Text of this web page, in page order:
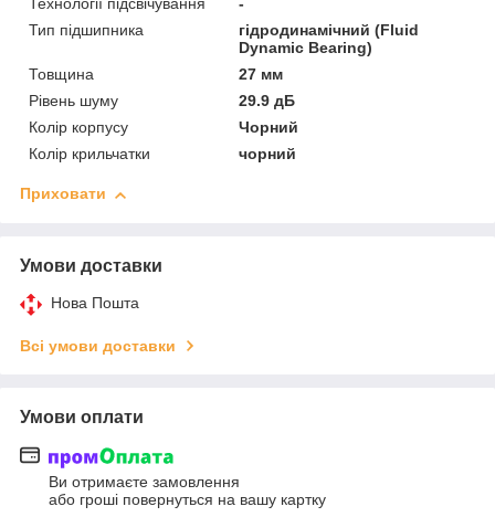
Технології підсвічування
-
Тип підшипника
гідродинамічний (Fluid
Dynamic Bearing)
Товщина
27 мм
Рівень шуму
29.9 дБ
Колір корпусу
Чорний
Колір крильчатки
чорний
Приховати
Умови доставки
Нова Пошта
Всі умови доставки
Умови оплати
Ви отримаєте замовлення
або гроші повернуться на вашу картку